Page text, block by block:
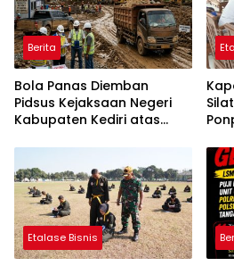
Berita
Bola Panas Diemban
Pidsus Kejaksaan Negeri
Kabupaten Kediri atas
Penggunaan Material
Ilegal Proyek Tol Kediri
Oleh PT. HASTARI JAYA
SENTOSA
Etalase Bisnis